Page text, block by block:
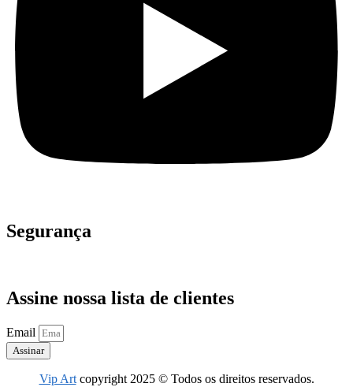
Segurança
Assine nossa lista de clientes
Email
Assinar
Vip Artcopyright 2025 © Todos os direitos reservados.